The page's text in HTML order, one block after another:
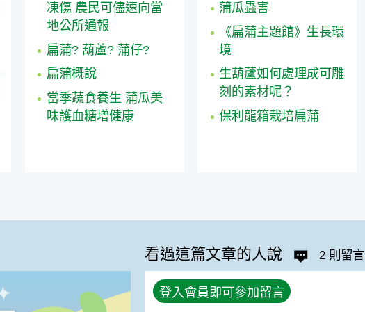
凍傷 農民可儘速向當
地公所通報
扁蒲? 葫蘆? 蒲仔?
扁蒲概說
當季蔬食養生 蒲瓜美
味護血糖增健康
蒲瓜蟲害
《扁蒲主題館》生長環
境
生葫蘆如何處理成可雕
刻的素材呢？
保利龍箱栽培扁蒲
看過這篇文章的人說 2 則留言
登入會員即可參加留言